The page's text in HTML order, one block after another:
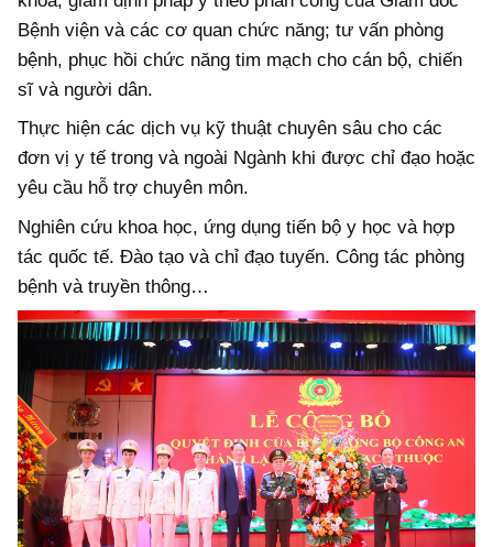
Bệnh viện và các cơ quan chức năng; tư vấn phòng
bệnh, phục hồi chức năng tim mạch cho cán bộ, chiến
sĩ và người dân.
Thực hiện các dịch vụ kỹ thuật chuyên sâu cho các
đơn vị y tế trong và ngoài Ngành khi được chỉ đạo hoặc
yêu cầu hỗ trợ chuyên môn.
Nghiên cứu khoa học, ứng dụng tiến bộ y học và hợp
tác quốc tế. Đào tạo và chỉ đạo tuyến. Công tác phòng
bệnh và truyền thông…